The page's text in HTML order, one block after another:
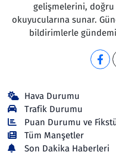
gelişmelerini, doğru
okuyucularına sunar.
bildirimlerle
Hava Durumu
Trafik Durumu
Puan Durumu ve
Tüm Manşetler
Son Dakika Haberleri